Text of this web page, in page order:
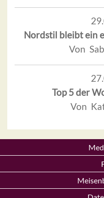
Nordstil bleibt ein
Von
Top 5 der
Von